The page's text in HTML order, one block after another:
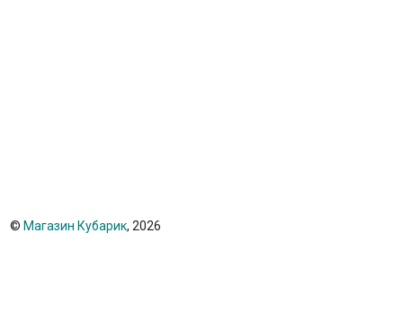
© Магазин Кубарик, 2026